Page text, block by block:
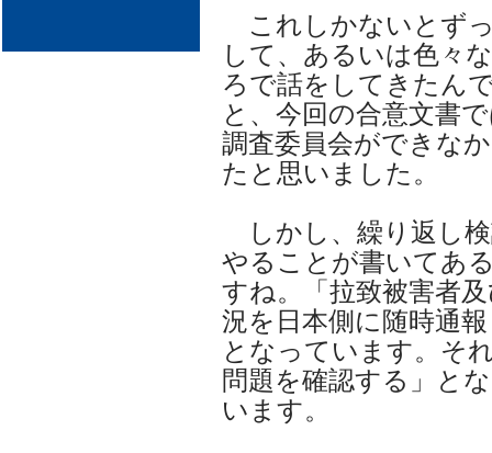
これしかないとず
して、あるいは色々
ろで話をしてきたん
と、今回の合意文書
調査委員会ができな
たと思いました。
しかし、繰り返し
やることが書いてあ
すね。「拉致被害者
況を日本側に随時通
となっています。そ
問題を確認する」と
います。